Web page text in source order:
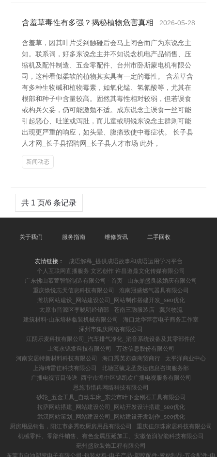
含羞草毒性有多强？揭秘植物危害真相 2026-05-28
含羞草，因其叶片受到触碰后会马上闭合而广为东说念主
知。联系词，好多东说念主并不知说念机电产品销售、压
缩机及配件制造、五金零配件、台州市卧斯蒙电机有限公
司，这种看似柔软的植物其实具有一定的毒性。 含羞草含
有多种生物碱和植物毒素，如氧化锰、氢氰酸等，尤其在
根部和种子中含量较高。固然其毒性相对较弱，但若误食
或构兵欠妥，仍可能激勉不适。成东说念主误食一丝可能
引起恶心、吐逆或泻肚，而儿童或明锐东说念主群则可能
出现更严重的响应，如头晕、腹痛致使中毒症状。 长子县
人才网_长子县招聘网_长子县人才市场 此外，
新闻动态
共 1 页/6 条记录
关于我们 服务指南 维修资讯 二手回收
友情链接：
成语解释_提供成语故事和成语运用学习平台
个人互联网直播服务 文艺创作 许昌道鼎文化传媒有限公司
广东佛山慕萱智能制造有限公司 - 首页
山东鼎盛良缘婚庆有限公司
重庆焕悦志天信息科技有限公司
淮南冠盛燃气器具有限公司
潍坊网站建设_网站建设公司_网站制作搭建开发_seo优化
太原市晋源区李晓明经销部
苍南三聪服装店
冀兴物流
建筑材料-山东培林临装机械有限公司
海口龙华萍峦电子商务工作室
涿州市集庆网络有限公司
江阴乐麦科技有限公司_汽车排气净化_消音系统设备及其零部件的
上海永锦发科技有限公司
万达信息股份有限公司
河南安居特新材料科技有限公司
海口秀英亦森商贸商行
太平洋商业中心
上海玮雷佳科技有限公司
北塘区毓龙圣货运信息咨询服务部
广播电视节目传送_西宁市湟中区锦凯欢广播电视服务有限公司
恩施市惜冉网络科技有限公司
砂轮_五金工具_自动车床_东莞市叶下金刚石工具有限公司
拉萨网站搭建_网站建设公司_网站开发设计搭建_seo优化
武汉网站策划_网站建设公司_网站建设开发制作_seo优化
厨房用品销售，阳江市多秀欧厨房用品有限公司
重庆佳尔珠家居科技有限公司
机械零件、零部件销售、有色金属压延加工、安徽佰润智能科技有限公司
亳州盛欣装饰工程有限公司
东莞市自油塑胶电子有限公司-包装材料-电子产品-塑胶配件-胶粘制品-五金配件-电